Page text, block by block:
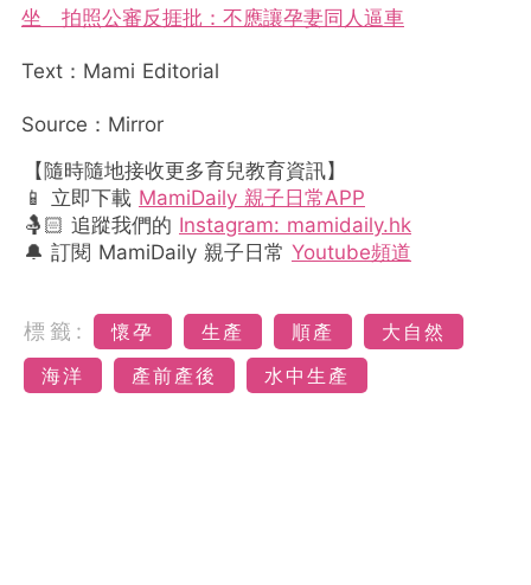
坐 拍照公審反捱批：不應讓孕妻同人逼車
Text：Mami Editorial
Source：Mirror
【隨時隨地接收更多育兒教育資訊】
📱 立即下載 MamiDaily 親子日常APP
🤱🏻 追蹤我們的 Instagram: mamidaily.hk
🔔 訂閱 MamiDaily 親子日常 Youtube頻道
標籤: 懷孕 生產 順產
大自然
海洋
產前產後 水中生產